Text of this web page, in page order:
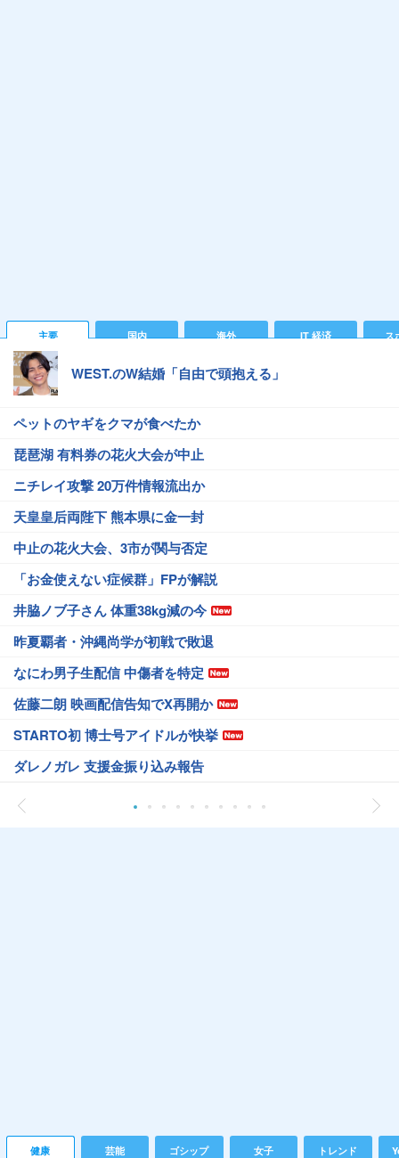
主要 国内 海外 IT 経済 ス
WEST.のW結婚「自由で頭抱える」
ペットのヤギをクマが食べたか
琵琶湖 有料券の花火大会が中止
ニチレイ攻撃 20万件情報流出か
天皇皇后両陛下 熊本県に金一封
中止の花火大会、3市が関与否定
「お金使えない症候群」FPが解説
井脇ノブ子さん 体重38kg減の今
昨夏覇者・沖縄尚学が初戦で敗退
なにわ男子生配信 中傷者を特定
佐藤二朗 映画配信告知でX再開か
STARTO初 博士号アイドルが快挙
ダレノガレ 支援金振り込み報告
健康 芸能 ゴシップ 女子 トレンド